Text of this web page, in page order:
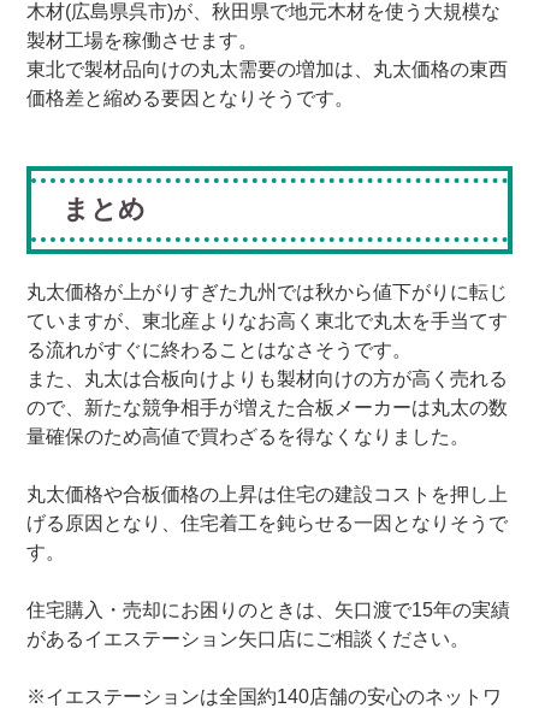
木材(広島県呉市)が、秋田県で地元木材を使う大規模な
製材工場を稼働させます。
東北で製材品向けの丸太需要の増加は、丸太価格の東西
価格差と縮める要因となりそうです。
まとめ
丸太価格が上がりすぎた九州では秋から値下がりに転じ
ていますが、東北産よりなお高く東北で丸太を手当てす
る流れがすぐに終わることはなさそうです。
また、丸太は合板向けよりも製材向けの方が高く売れる
ので、新たな競争相手が増えた合板メーカーは丸太の数
量確保のため高値で買わざるを得なくなりました。
丸太価格や合板価格の上昇は住宅の建設コストを押し上
げる原因となり、住宅着工を鈍らせる一因となりそうで
す。
住宅購入・売却にお困りのときは、矢口渡で15年の実績
があるイエステーション矢口店にご相談ください。
※イエステーションは全国約140店舗の安心のネットワ